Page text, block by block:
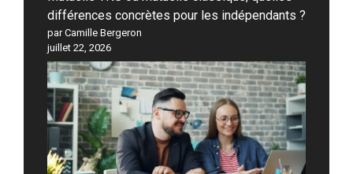
différences concrètes pour les indépendants ?
par Camille Bergeron
juillet 22, 2026